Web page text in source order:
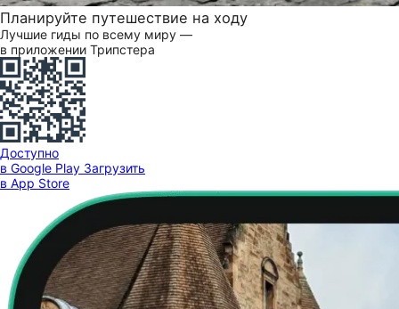
Планируйте путешествие на ходу
Лучшие гиды по всему миру —
в приложении Трипстера
Доступно
в Google Play Загрузить
в App Store